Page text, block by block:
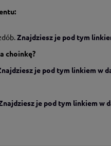
Znajdziesz je pod tym
choinkę?
je pod tym linkiem w
je pod tym linkiem w